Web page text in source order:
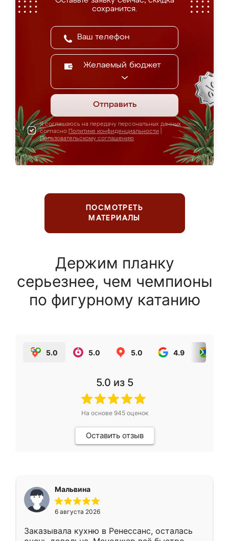
сохранится.
Желаемый бюджет
Отправить
Я соглашаюсь на передачу персональных данных
согласно Политике конфиденциальности
Пользовательскому соглашению
ПОСМОТРЕТЬ
МАТЕРИАЛЫ
Держим планку
серьезнее, чем чемпионы
по фигурному катанию
5.0 5.0 5.0 4.9
5.0 из 5
На основе 945оценок
Оставить отзыв
Мальвина
6 августа 2026
Заказывала кухню в Ренессанс, осталась